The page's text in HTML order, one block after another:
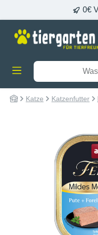
0€
Katze Katzenfutter
Bildergalerie